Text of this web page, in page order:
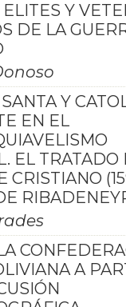
ELITES Y
DE LA
Y
EN EL
EL TRATADO
CRISTIANO
A